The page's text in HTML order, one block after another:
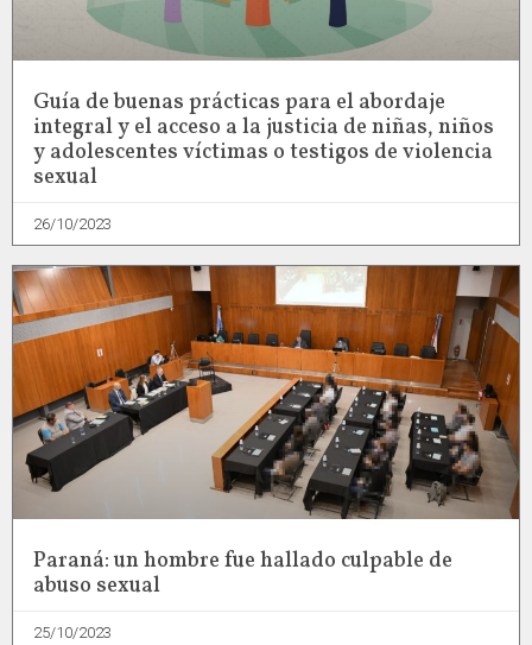
Guía de buenas prácticas para el abordaje
integral y el acceso a la justicia de niñas, niños
y adolescentes víctimas o testigos de violencia
sexual
26/10/2023
Paraná: un hombre fue hallado culpable de
abuso sexual
25/10/2023